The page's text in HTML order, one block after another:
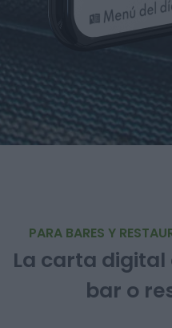
PARA BARES Y
La carta
bar o